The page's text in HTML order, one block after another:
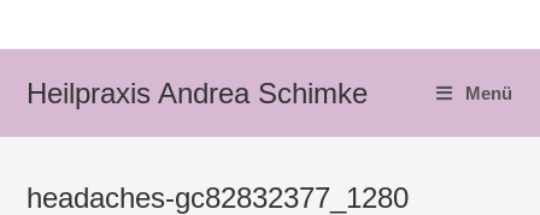
Heilpraxis Andrea Schimke Menü
headaches-gc82832377_1280